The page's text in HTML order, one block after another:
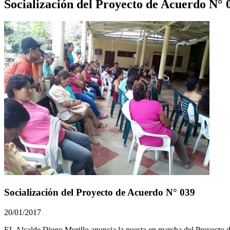
Socialización del Proyecto de Acuerdo N°
Socialización del Proyecto de Acuerdo N° 039
20/01/2017